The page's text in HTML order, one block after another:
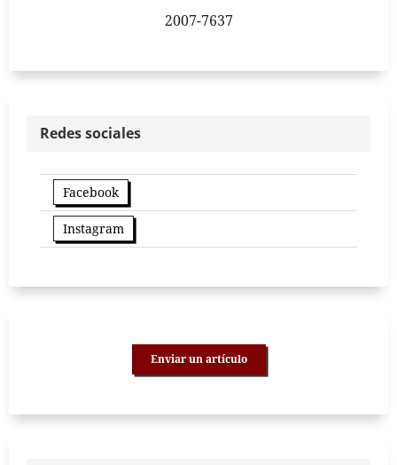
2007-7637
Redes sociales
Facebook
Instagram
Enviar un artículo